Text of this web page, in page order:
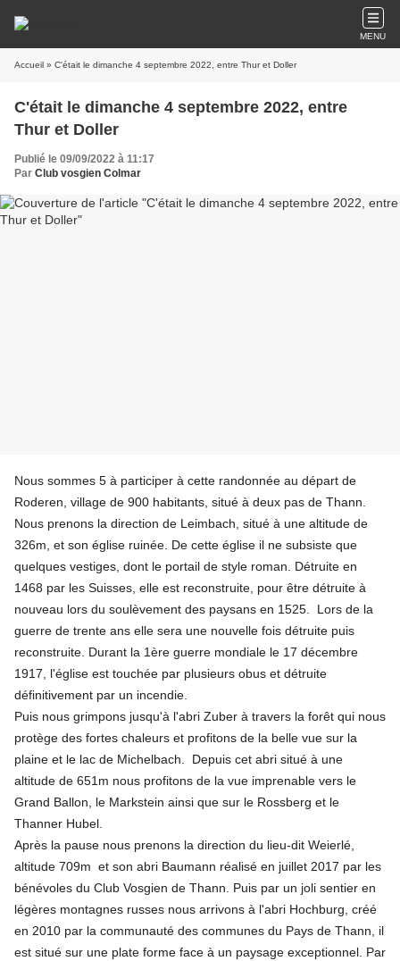
MENU
Accueil » C'était le dimanche 4 septembre 2022, entre Thur et Doller
C'était le dimanche 4 septembre 2022, entre
Thur et Doller
Publié le 09/09/2022 à 11:17
Par Club vosgien Colmar
Nous sommes 5 à participer à cette randonnée au départ de
Roderen, village de 900 habitants, situé à deux pas de Thann.
Nous prenons la direction de Leimbach, situé à une altitude de
326m, et son église ruinée. De cette église il ne subsiste que
quelques vestiges, dont le portail de style roman. Détruite en
1468 par les Suisses, elle est reconstruite, pour être détruite à
nouveau lors du soulèvement des paysans en 1525. Lors de la
guerre de trente ans elle sera une nouvelle fois détruite puis
reconstruite. Durant la 1ère guerre mondiale le 17 décembre
1917, l'église est touchée par plusieurs obus et détruite
définitivement par un incendie.
Puis nous grimpons jusqu'à l'abri Zuber à travers la forêt qui nous
protège des fortes chaleurs et profitons de la belle vue sur la
plaine et le lac de Michelbach. Depuis cet abri situé à une
altitude de 651m nous profitons de la vue imprenable vers le
Grand Ballon, le Markstein ainsi que sur le Rossberg et le
Thanner Hubel.
Après la pause nous prenons la direction du lieu-dit Weierlé,
altitude 709m et son abri Baumann réalisé en juillet 2017 par les
bénévoles du Club Vosgien de Thann. Puis par un joli sentier en
légères montagnes russes nous arrivons à l'abri Hochburg, créé
en 2010 par la communauté des communes du Pays de Thann, il
est situé sur une plate forme face à un paysage exceptionnel. Par